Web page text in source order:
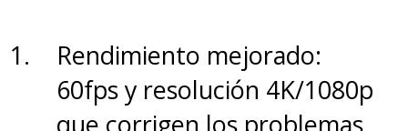
incluso explotando sus defectos.
El nulo sentido de orientación y
la afición por el alcohol de
Rendimiento mejorado:
60fps y resolución 4K/1080p
que corrigen los problemas